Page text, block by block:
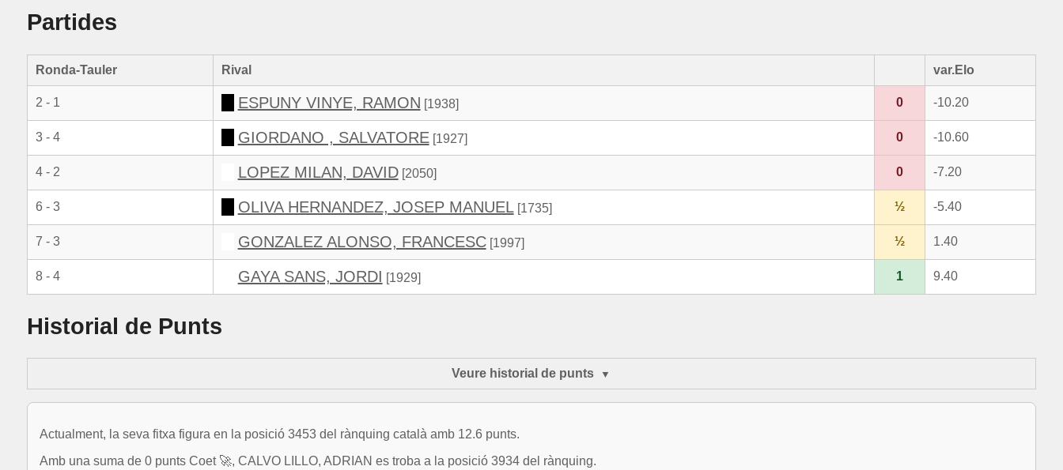
Partides
Ronda-Tauler Rival var.Elo
2 - 1 ESPUNY VINYE, RAMON [1938] 0 -10.20
3 - 4 GIORDANO , SALVATORE[1927] 0 -10.60
4 - 2 LOPEZ MILAN, DAVID[2050] 0 -7.20
6 - 3 OLIVA HERNANDEZ, JOSEP MANUEL[1735] ½ -5.40
7 - 3 GONZALEZ ALONSO, FRANCESC[1997] ½ 1.40
8 - 4 GAYA SANS, JORDI [1929] 1 9.40
Historial de Punts
Veure historial de punts
Actualment, la seva fitxa figura en la posició 3453 del rànquing català amb 12.6 punts.
Amb una suma de 0 punts Coet 🚀, CALVO LILLO, ADRIAN es troba a la posició 3934 del rànquing.